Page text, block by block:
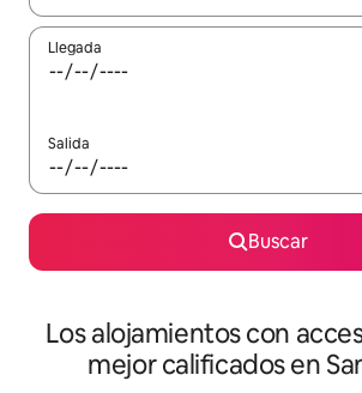
Llegada
Salida
Buscar
Los alojamientos con
mejor calificados en